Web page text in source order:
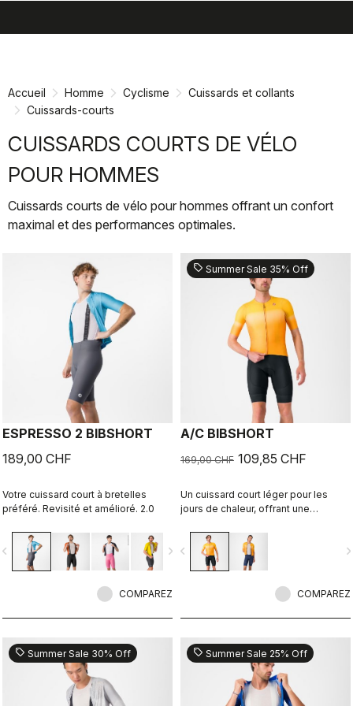
directement
navigation
directement
Accueil Homme Cyclisme
Cuissards et collants
Cuissards-courts
CUISSARDS COURTS DE VÉLO
POUR HOMMES
Cuissards courts de vélo pour hommes offrant un confort
maximal et des performances optimales.
ESPRESSO 2 BIBSHORT
189,00 CHF
Votre cuissard court à bretelles
préféré. Revisité et amélioré. 2.0
navigate_next
COMPAREZ
sell Summer Sale 35% Off
A/C BIBSHORT
169,00 CHF 109,85 CHF
Un cuissard court léger pour les
jours de chaleur, offrant une
navigate_before
COMPAREZ
sell Summer Sale 30% Off sell Summer Sale 25% Off